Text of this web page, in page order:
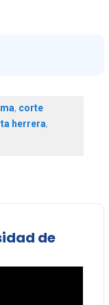
, corte
herrera,
de